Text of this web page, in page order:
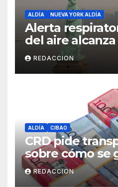
ALDÍA NUEVA YORK ALDÍA
Alerta
del aire
peligrosos en
REDACCION
ALDÍA CIBAO
CRD pide
sobre cómo se
dinero del
Salud
REDACCION